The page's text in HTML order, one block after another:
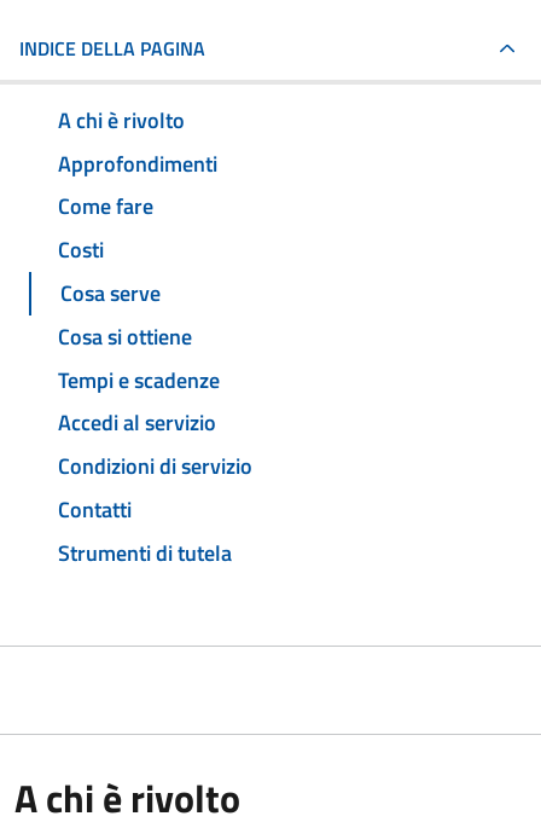
INDICE DELLA PAGINA
A chi è rivolto
Approfondimenti
Come fare
Costi
Cosa serve
Cosa si ottiene
Tempi e scadenze
Accedi al servizio
Condizioni di servizio
Contatti
Strumenti di tutela
A chi è rivolto